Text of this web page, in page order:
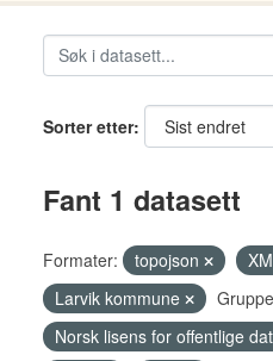
Sorter etter
Fant 1 datasett
Formater: topojson
Larvik kommune
Norsk lisens for offentlige